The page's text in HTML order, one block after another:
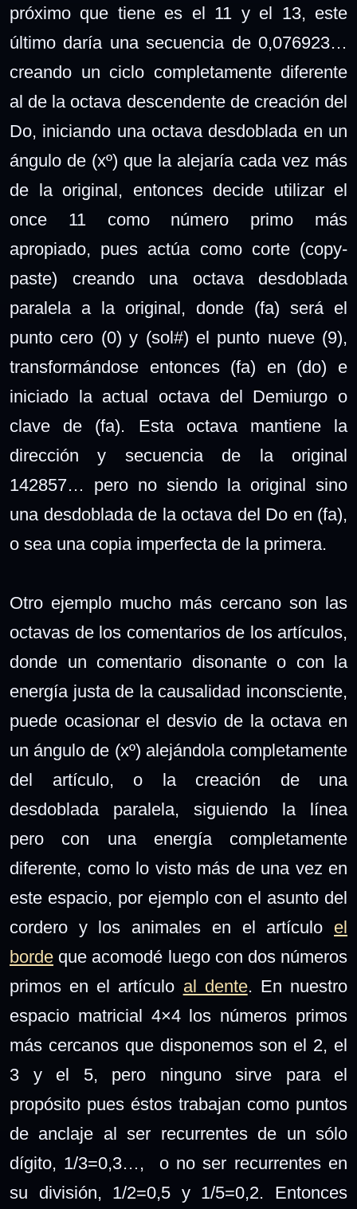
próximo que tiene es el 11 y el 13, este
último daría una secuencia de 0,076923…
creando un ciclo completamente diferente
al de la octava descendente de creación del
Do, iniciando una octava desdoblada en un
ángulo de (xº) que la alejaría cada vez más
de la original, entonces decide utilizar el
once 11 como número primo más
apropiado, pues actúa como corte (copy-
paste) creando una octava desdoblada
paralela a la original, donde (fa) será el
punto cero (0) y (sol#) el punto nueve (9),
transformándose entonces (fa) en (do) e
iniciado la actual octava del Demiurgo o
clave de (fa). Esta octava mantiene la
dirección y secuencia de la original
142857… pero no siendo la original sino
una desdoblada de la octava del Do en (fa),
o sea una copia imperfecta de la primera.
Otro ejemplo mucho más cercano son las
octavas de los comentarios de los artículos,
donde un comentario disonante o con la
energía justa de la causalidad inconsciente,
puede ocasionar el desvio de la octava en
un ángulo de (xº) alejándola completamente
del artículo, o la creación de una
desdoblada paralela, siguiendo la línea
pero con una energía completamente
diferente, como lo visto más de una vez en
este espacio, por ejemplo con el asunto del
cordero y los animales en el artículo el
borde que acomodé luego con dos números
primos en el artículo al dente. En nuestro
espacio matricial 4×4 los números primos
más cercanos que disponemos son el 2, el
3 y el 5, pero ninguno sirve para el
propósito pues éstos trabajan como puntos
de anclaje al ser recurrentes de un sólo
dígito, 1/3=0,3…, o no ser recurrentes en
su división, 1/2=0,5 y 1/5=0,2. Entonces